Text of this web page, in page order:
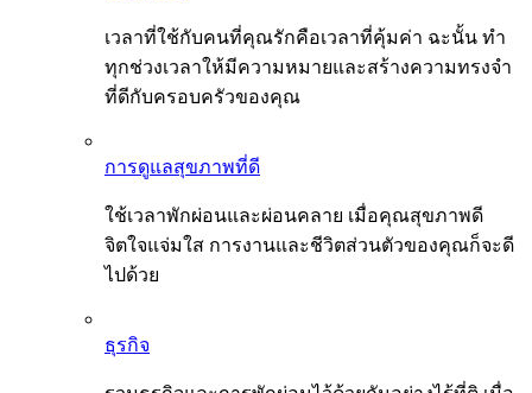
เวลาที่ใช้กับคนที่คุณรักคือเวลาที่คุ้มค่า ฉะนั้น ทำ
ทุกช่วงเวลาให้มีความหมายและสร้างความทรงจำ
ที่ดีกับครอบครัวของคุณ
การดูแลสุขภาพที่ดี
ใช้เวลาพักผ่อนและผ่อนคลาย เมื่อคุณสุขภาพดี
จิตใจแจ่มใส การงานและชีวิตส่วนตัวของคุณก็จะดี
ไปด้วย
ธุรกิจ